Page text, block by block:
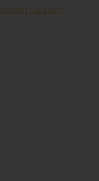
(uzatish)